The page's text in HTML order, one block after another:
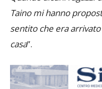
Quando alcuni ragazzi
Taino mi hanno